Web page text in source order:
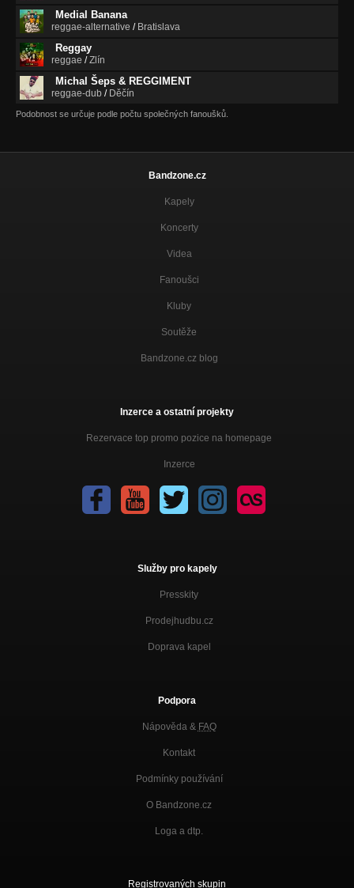
Medial Banana
reggae-alternative / Bratislava
Reggay
reggae /Zlín
Michal Šeps & REGGIMENT
reggae-dub / Děčín
Podobnost se určuje podle počtu společných fanoušků.
Bandzone.cz
Kapely
Koncerty
Videa
Fanoušci
Kluby
Soutěže
Bandzone.cz blog
Inzerce a ostatní projekty
Rezervace top promo pozice na homepage
Inzerce
Služby pro kapely
Presskity
Prodejhudbu.cz
Doprava kapel
Podpora
Nápověda & FAQ
Kontakt
Podmínky používání
O Bandzone.cz
Loga a dtp.
Registrovaných skupin